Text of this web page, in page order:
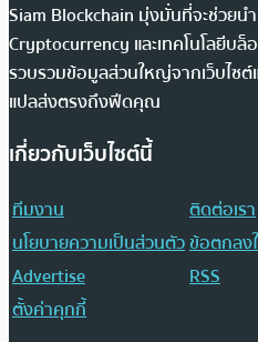
Siam Blockchain มุ่งมั่นที่จะช่วยน
Cryptocurrency และเทคโนโลยีบล็
รวบรวมข้อมูลส่วนใหญ่จากเว็บไซต์
แปลส่งตรงถึงฟีดคุณ
เกี่ยวกับเว็บไซต์นี้
ทีมงาน
ติดต่อเรา
นโยบายความเป็นส่วนตัวข้อตกลง
Advertise
RSS
ตั้งค่าคุกกี้